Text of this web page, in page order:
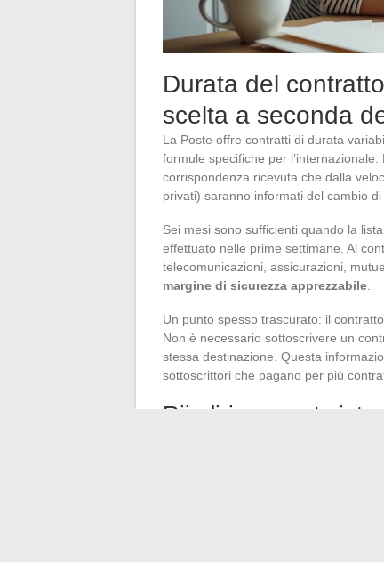
Durata del
scelta a seconda
La Poste offre contratti di durata
formule specifiche per
corrispondenza ricevuta che dalla
privati) saranno informati del cambio di
Sei mesi sono sufficienti quando la
effettuato nelle prime settimane. Al
telecomunicazioni, assicurazioni,
margine di sicurezza apprezzabile
Un punto spesso trascurato: il
Non è necessario sottoscrivere un
stessa destinazione. Questa
sottoscrittori che pagano per più
Riindirizzamento